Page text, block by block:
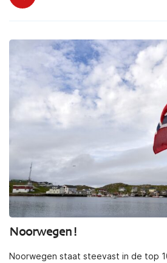
Noorwegen!
Noorwegen staat steevast in de top